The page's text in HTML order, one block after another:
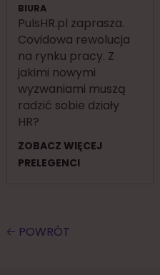
BIURA
PulsHR.pl zaprasza.
Covidowa rewolucja
na rynku pracy. Z
jakimi nowymi
wyzwaniami muszą
radzić sobie działy
HR?
ZOBACZ WIĘCEJ
PRELEGENCI
🡠 POWRÓT